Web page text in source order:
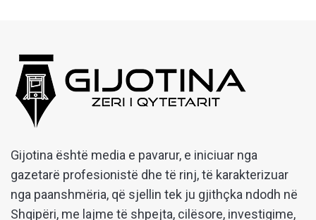
Gijotina është media e pavarur, e iniciuar nga
gazetarë profesionistë dhe të rinj, të karakterizuar
nga paanshmëria, që sjellin tek ju gjithçka ndodh në
Shqipëri, me lajme të shpejta, cilësore, investigime,